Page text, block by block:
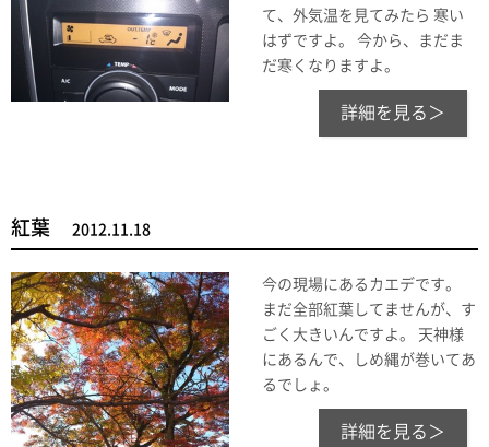
て、外気温を見てみたら 寒い
はずですよ。 今から、まだま
だ寒くなりますよ。
詳細を見る＞
紅葉 2012.11.18
今の現場にあるカエデです。
まだ全部紅葉してませんが、す
ごく大きいんですよ。 天神様
にあるんで、しめ縄が巻いてあ
るでしょ。
詳細を見る＞